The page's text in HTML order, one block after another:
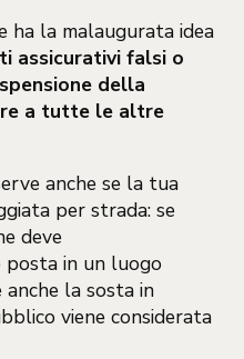
ha la malaugurata idea
assicurativi falsi o
della
a tutte le altre
anche se la tua
per strada: se
deve
in un luogo
la sosta in
viene considerata